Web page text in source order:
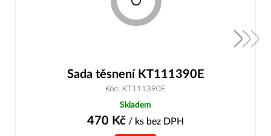
Sada těsnení KT111390E
Kód: KT111390E
Skladem
470 Kč / ks bez DPH